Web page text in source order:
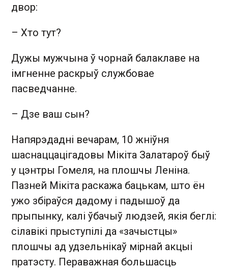
двор:
– Хто тут?
Дужы мужчына ў чорнай балаклаве на
імгненне раскрыў службовае
пасведчанне.
– Дзе ваш сын?
Напярэдадні вечарам, 10 жніўня
шаснаццацігадовы Мікіта Залатароў быў
у цэнтры Гомеля, на плошчы Леніна.
Пазней Мікіта раскажа бацькам, што ён
ужо збіраўся дадому і падышоў да
прыпынку, калі ўбачыў людзей, якія беглі:
сілавікі прыступілі да «зачыстцы»
плошчы ад удзельнікаў мірнай акцыі
пратэсту. Пераважная большасць